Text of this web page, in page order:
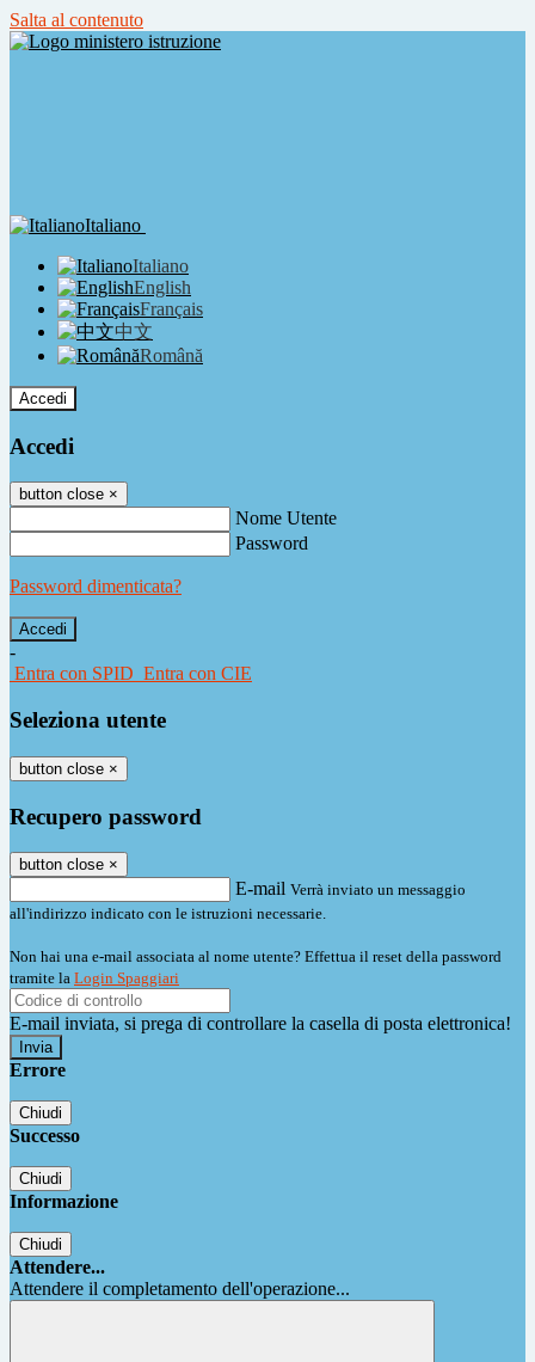
Salta al contenuto
Italiano
Italiano
English
Français
中文
Română
Accedi
Accedi
button close ×
Nome Utente
Password
Password dimenticata?
-
Entra con SPID Entra con CIE
Seleziona utente
button close ×
Recupero password
button close ×
E-mail Verrà inviato un messaggio
all'indirizzo indicato con le istruzioni necessarie.
Non hai una e-mail associata al nome utente? Effettua il reset della password
tramite la Login Spaggiari
E-mail inviata, si prega di controllare la casella di posta elettronica!
Errore
Chiudi
Successo
Chiudi
Informazione
Chiudi
Attendere...
Attendere il completamento dell'operazione...